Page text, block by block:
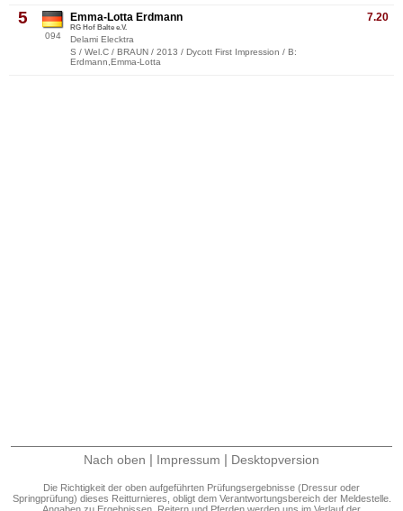
5
094
7.20
Emma-Lotta Erdmann
RG Hof Balte e.V.
Delami Elecktra
S / Wel.C / BRAUN / 2013 / Dycott First Impression / B:
Erdmann,Emma-Lotta
Nach oben | Impressum | Desktopversion
Die Richtigkeit der oben aufgeführten Prüfungsergebnisse (Dressur oder
Springprüfung) dieses Reitturnieres, obligt dem Verantwortungsbereich der Meldestelle.